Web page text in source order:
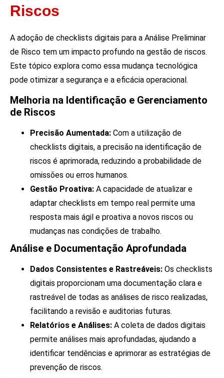
Riscos
A adoção de checklists digitais para a Análise Preliminar
de Risco tem um impacto profundo na gestão de riscos.
Este tópico explora como essa mudança tecnológica
pode otimizar a segurança e a eficácia operacional.
Melhoria na Identificação e Gerenciamento
de Riscos
Precisão Aumentada: Com a utilização de
checklists digitais, a precisão na identificação de
riscos é aprimorada, reduzindo a probabilidade de
omissões ou erros humanos.
Gestão Proativa: A capacidade de atualizar e
adaptar checklists em tempo real permite uma
resposta mais ágil e proativa a novos riscos ou
mudanças nas condições de trabalho.
Análise e Documentação Aprofundada
Dados Consistentes e Rastreáveis: Os checklists
digitais proporcionam uma documentação clara e
rastreável de todas as análises de risco realizadas,
facilitando a revisão e auditorias futuras.
Relatórios e Análises: A coleta de dados digitais
permite análises mais aprofundadas, ajudando a
identificar tendências e aprimorar as estratégias de
prevenção de riscos.